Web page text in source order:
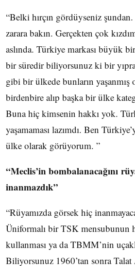
“Belki hırçın gördüyseniz
zarara bakın. Gerçekten çok
aslında. Türkiye markası büyük
bir süredir biliyorsunuz ki bir
gibi bir ülkede bunların yaşanmış
birdenbire alıp başka bir ülke
Buna hiç kimsenin hakkı yok.
yaşamaması lazımdı. Ben
ülke olarak görüyorum. ”
“Meclis’in bombalanacağını
inanmazdık”
“Rüyamızda görsek hiç
Üniformalı bir TSK mensubunun
kullanması ya da TBMM’nin
Biliyorsunuz 1960’tan sonra